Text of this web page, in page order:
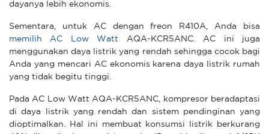
dayanya lebih ekonomis.
Sementara, untuk AC dengan freon R410A, Anda bisa
memilih AC Low Watt
AQA-KCR5ANC. AC ini juga
menggunakan daya listrik yang rendah sehingga cocok bagi
Anda yang mencari AC ekonomis karena daya listrik rumah
yang tidak begitu tinggi.
Pada AC Low Watt AQA-KCR5ANC, kompresor beradaptasi
di daya listrik yang rendah dan sistem pendinginan yang
dioptimalkan. Hal ini membuat konsumsi listrik berkurang